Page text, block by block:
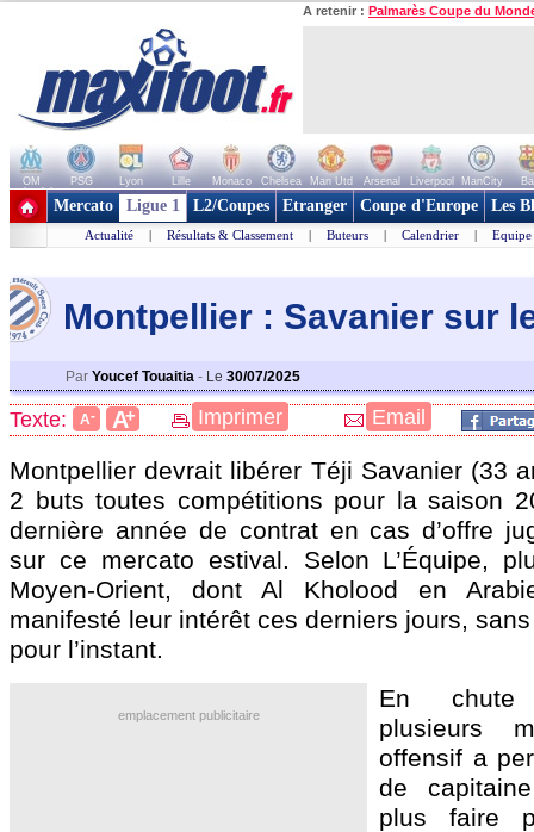
A retenir : Palmarès Coupe du
OM PSG Lyon Lille Monaco Chelsea Man Utd Arsenal Liverpool ManCity
+ de clubs
Mercato Ligue 1 L2/Coupes Etranger Coupe d'Europe Les
Actualité | Résultats & Classement | Buteurs | Calendrier | Equipe
Montpellier : Savanier sur
Par Youcef Touaitia - Le 30/07/2025
Texte: A- A+ Imprimer Email
Montpellier devrait libérer Téji Savanier(33
2 buts toutes compétitions pour la saison
dernière année de contrat en cas d’offre
sur ce mercato estival. Selon L’Équipe,
Moyen-Orient, dont Al Kholood en
manifesté leur intérêt ces derniers jours,
pour l’instant.
emplacement publicitaire
En chute
plusieurs
offensif a
de
plus faire